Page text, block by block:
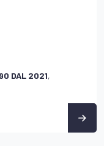
DAL 2021,